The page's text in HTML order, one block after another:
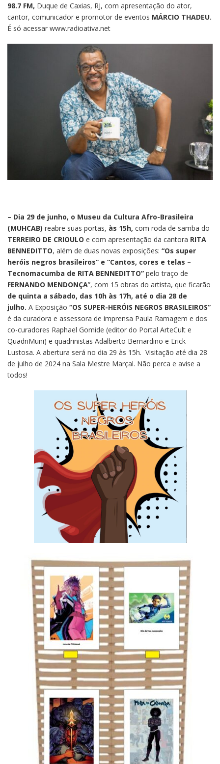
98.7 FM, Duque de Caxias, RJ, com apresentação do ator,
cantor, comunicador e promotor de eventos MÁRCIO THADEU.
É só acessar www.radioativa.net
– Dia 29 de junho, o Museu da Cultura Afro-Brasileira
(MUHCAB) reabre suas portas, às 15h, com roda de samba do
TERREIRO DE CRIOULO e com apresentação da cantora RITA
BENNEDITTO, além de duas novas exposições: “Os super
heróis negros brasileiros” e “Cantos, cores e telas –
Tecnomacumba de RITA BENNEDITTO” pelo traço de
FERNANDO MENDONÇA”, com 15 obras do artista, que ficarão
de quinta a sábado, das 10h às 17h, até o dia 28 de
julho. A Exposição “OS SUPER-HERÓIS NEGROS BRASILEIROS”
é da curadora e assessora de imprensa Paula Ramagem e dos
co-curadores Raphael Gomide (editor do Portal ArteCult e
QuadriMuni) e quadrinistas Adalberto Bernardino e Erick
Lustosa. A abertura será no dia 29 às 15h. Visitação até dia 28
de julho de 2024 na Sala Mestre Marçal. Não perca e avise a
todos!